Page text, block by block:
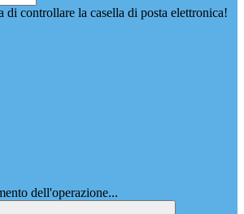
di controllare la casella di posta elettronica!
dell'operazione...